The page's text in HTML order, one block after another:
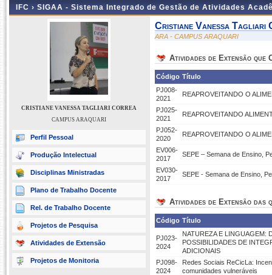
IFC › SIGAA - Sistema Integrado de Gestão de Atividades
CRISTIANE VANESSA TAGLIARI CORREA
CAMPUS ARAQUARI
Perfil Pessoal
Produção Intelectual
Disciplinas Ministradas
Plano de Trabalho Docente
Rel. de Trabalho Docente
Projetos de Pesquisa
Atividades de Extensão
Projetos de Monitoria
Cristiane Vanessa Tagliari
ARA - CAMPUS ARAQUARI
Atividades de Extensão que
Código Título
PJ008-
2021
REAPROVEITANDO O
PJ025-
2021
REAPROVEITANDO
PJ052-
2020
REAPROVEITANDO O
EV006-
2017
SEPE – Semana de Ensino,
EV030-
2017
SEPE - Semana de Ensino,
Atividades de Extensão das
Código Título
PJ023-
2024
NATUREZA E LINGUAGEM:
POSSIBILIDADES DE
ADICIONAIS
PJ098-
2024
Redes Sociais ReCicLa:
comunidades vulneráveis